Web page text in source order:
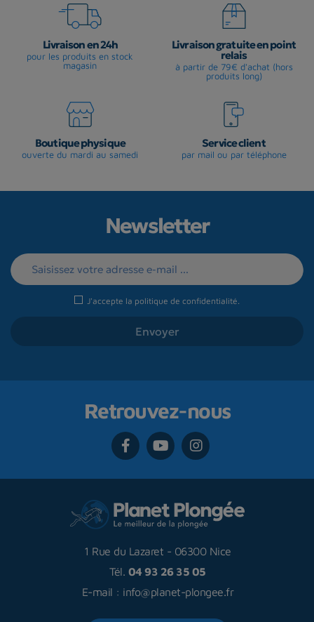
Livraison en 24h
pour les produits en stock
magasin
Livraison gratuite en point
relais
à partir de 79€ d'achat (hors
produits long)
Boutique physique
ouverte du mardi au samedi
Service client
par mail ou par téléphone
Newsletter
J'accepte la politique de confidentialité.
Retrouvez-nous
1 Rue du Lazaret - 06300 Nice
Tél. 04 93 26 35 05
E-mail : info@planet-plongee.fr